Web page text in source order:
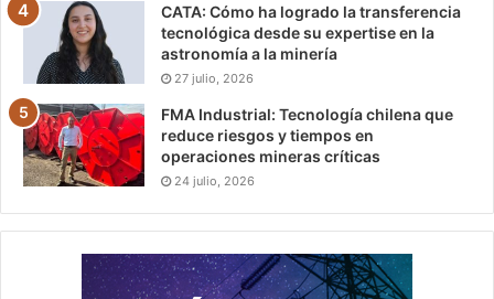
CATA: Cómo ha logrado la transferencia
tecnológica desde su expertise en la
astronomía a la minería
27 julio, 2026
FMA Industrial: Tecnología chilena que
reduce riesgos y tiempos en
operaciones mineras críticas
24 julio, 2026